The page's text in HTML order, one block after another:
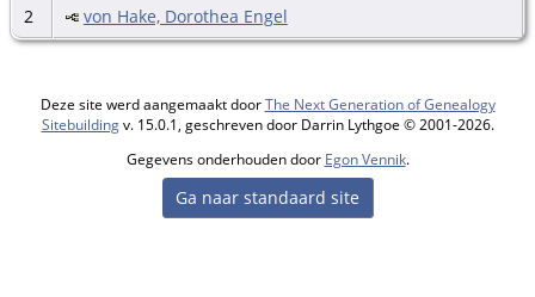
2
von Hake, Dorothea Engel
Deze site werd aangemaakt doorThe Next Generation of Genealogy
Sitebuildingv. 15.0.1, geschreven door Darrin Lythgoe © 2001-2026.
Gegevens onderhouden door Egon Vennik.
Ga naar standaard site